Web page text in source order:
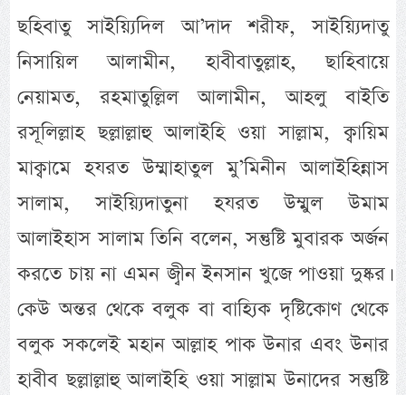
ছহিবাতু সাইয়্যিদিল আ’দাদ শরীফ, সাইয়্যিদাতু
নিসায়িল আলামীন, হাবীবাতুল্লাহ, ছাহিবায়ে
নেয়ামত, রহমাতুল্লিল আলামীন, আহলু বাইতি
রসূলিল্লাহ ছল্লাল্লাহু আলাইহি ওয়া সাল্লাম, ক্বায়িম
মাক্বামে হযরত উম্মাহাতুল মু’মিনীন আলাইহিন্নাস
সালাম, সাইয়্যিদাতুনা হযরত উম্মুল উমাম
আলাইহাস সালাম তিনি বলেন, সন্তুষ্টি মুবারক অর্জন
করতে চায় না এমন জ্বীন ইনসান খুজে পাওয়া দুষ্কর।
কেউ অন্তর থেকে বলুক বা বাহ্যিক দৃষ্টিকোণ থেকে
বলুক সকলেই মহান আল্লাহ পাক উনার এবং উনার
হাবীব ছল্লাল্লাহু আলাইহি ওয়া সাল্লাম উনাদের সন্তুষ্টি